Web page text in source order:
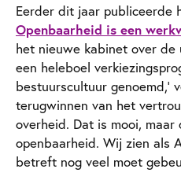
Eerder dit jaar publiceerde
Openbaarheid is een
het nieuwe kabinet over de
een heleboel
bestuurscultuur genoemd,’
terugwinnen van het
overheid. Dat is mooi,
openbaarheid. Wij zien als
betreft nog veel moet